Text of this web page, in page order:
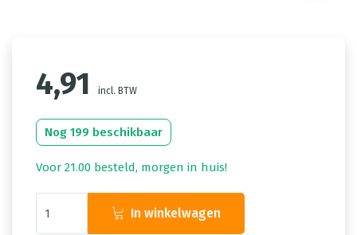
4,91 incl. BTW
Nog 199 beschikbaar
Voor 21.00 besteld, morgen in huis!
In winkelwagen